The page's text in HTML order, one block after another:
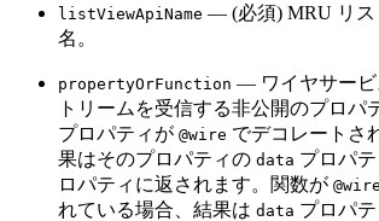
listViewApiName — (必須) MRU リス
名。
propertyOrFunction — ワイヤサービ
トリームを受信する非公開のプロパ
プロパティが @wire でデコレートさ
果はそのプロパティの data プロパ
ロパティに返されます。関数が @wire
れている場合、結果は data プロパテ